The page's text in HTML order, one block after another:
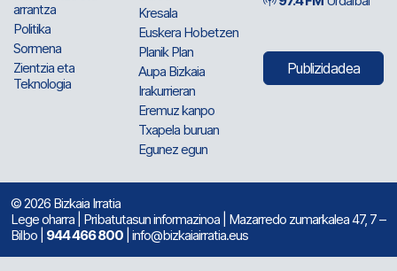
arrantza
Politika
Sormena
Zientzia eta
Teknologia
Kresala
Euskera Hobetzen
Planik Plan
Aupa Bizkaia
Irakurrieran
Eremuz kanpo
Txapela buruan
Egunez egun
Publizidadea
© 2026 Bizkaia Irratia
Lege oharra Pribatutasun informazinoa | Mazarredo zumarkalea 47, 7 –
Bilbo | 944 466 800 | info@bizkaiairratia.eus